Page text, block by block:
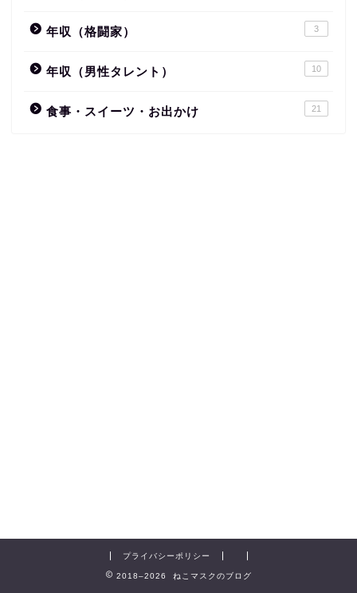
年収（格闘家） 3
年収（男性タレント） 10
食事・スイーツ・お出かけ 21
プライバシーポリシー
2018–2026 ねこマスクのブログ